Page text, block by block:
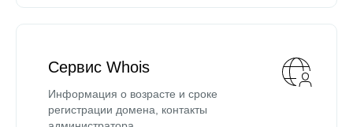
Сервис Whois
Информация о возрасте и сроке
регистрации домена, контакты